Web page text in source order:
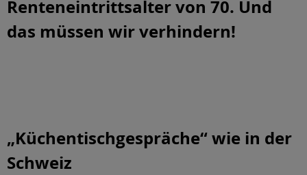
Renteneintrittsalter von 70. Und
das müssen wir verhindern!
„Küchentischgespräche“ wie in der
Schweiz